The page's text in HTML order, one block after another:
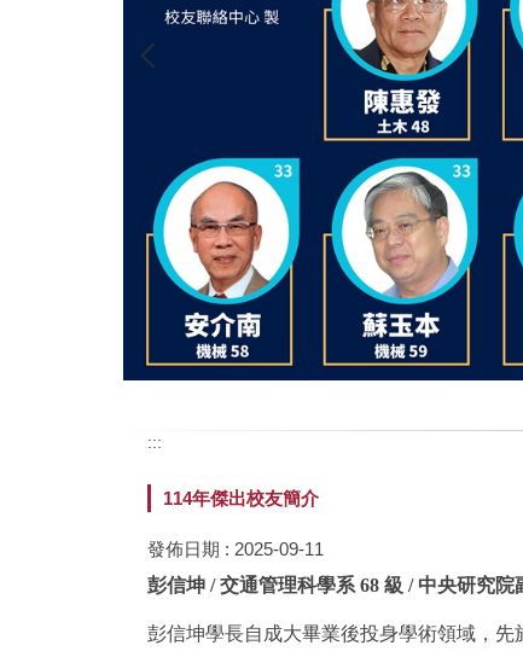
:::
114年傑出校友簡介
發佈日期 : 2025-09-11
彭信坤 / 交通管理科學系 68 級 / 中央研究院
彭信坤學長自成大畢業後投身學術領域，